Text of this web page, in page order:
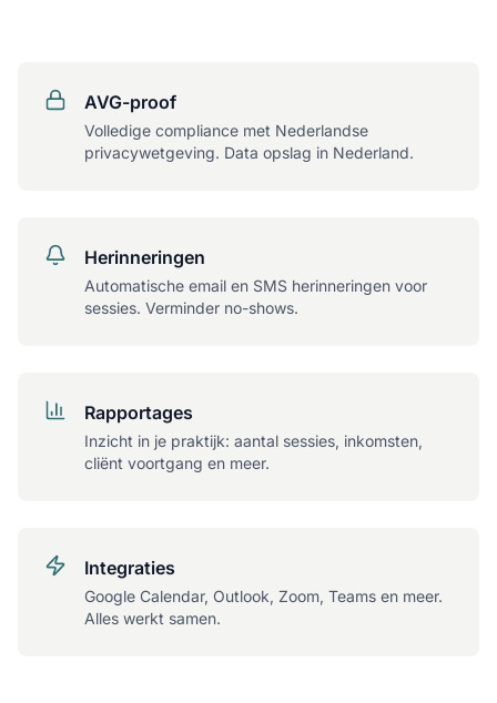
AVG-proof
Volledige compliance met Nederlandse
privacywetgeving. Data opslag in Nederland.
Herinneringen
Automatische email en SMS herinneringen voor
sessies. Verminder no-shows.
Rapportages
Inzicht in je praktijk: aantal sessies, inkomsten,
cliënt voortgang en meer.
Integraties
Google Calendar, Outlook, Zoom, Teams en meer.
Alles werkt samen.